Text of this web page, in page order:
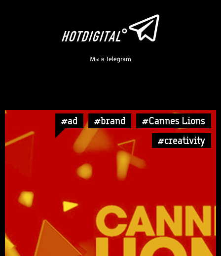
#ad #brand
#Cannes Lions
#creativity